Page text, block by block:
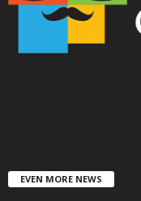
EVEN MORE NEWS